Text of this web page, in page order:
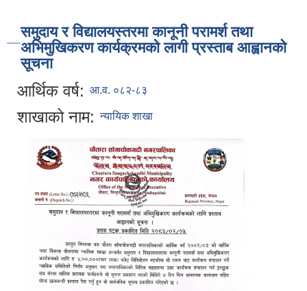
समुदाय र विद्यालयस्तरमा कानूनी परामर्श तथा
अभिमुखिकरण कार्यक्रमको लागी प्रस्ताब आह्वानको
सूचना
आर्थिक वर्ष: आ.व. ०८२-८३
शाखाको नाम: न्यायिक शाखा